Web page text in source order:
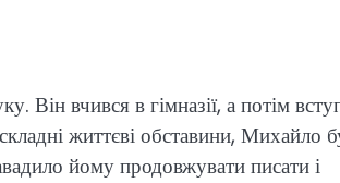
Він вчився в гімназії, а потім
життєві обставини, Михайло
йому продовжувати писати і